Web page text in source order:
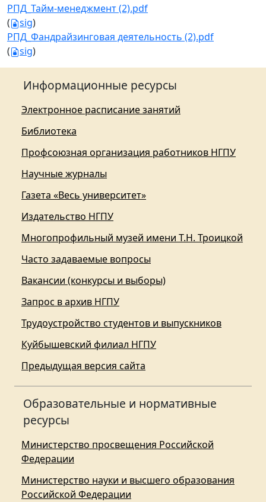
РПД_Тайм-менеджмент (2).pdf
(
sig)
РПД_Фандрайзинговая деятельность (2).pdf
(
sig)
Информационные ресурсы
Электронное расписание занятий
Библиотека
Профсоюзная организация работников НГПУ
Научные журналы
Газета «Весь университет»
Издательство НГПУ
Многопрофильный музей имени Т.Н. Троицкой
Часто задаваемые вопросы
Вакансии (конкурсы и выборы)
Запрос в архив НГПУ
Трудоустройство студентов и выпускников
Куйбышевский филиал НГПУ
Предыдущая версия сайта
Образовательные и нормативные
ресурсы
Министерство просвещения Российской
Федерации
Министерство науки и высшего образования
Российской Федерации